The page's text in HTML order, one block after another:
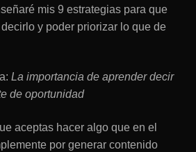
mis 9 estrategias para que
y poder priorizar lo que de
La importancia de aprender decir
de oportunidad
aceptas hacer algo que en el
por generar contenido